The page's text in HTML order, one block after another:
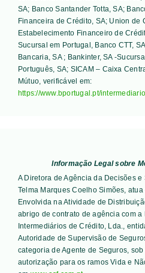
SA; Banco Santander Totta, SA;
Financeira de Crédito, SA; Union de
Estabelecimento Financeiro de
Sucursal em Portugal, Banco CTT,
Bancaria, SA ; Bankinter, SA -
Português, SA; SICAM – Caixa
Mútuo , verificável em:
https://www.bportugal.pt/
Informação Legal sobre
A Diretora de Agência da Decisões
Telma Marques Coelho Simões,
Envolvida na Atividade de
abrigo de contrato de agência com a
Intermediários de Crédito, Lda.,
Autoridade de Supervisão de
categoria de Agente de Seguros,
autorização para os ramos Vida e